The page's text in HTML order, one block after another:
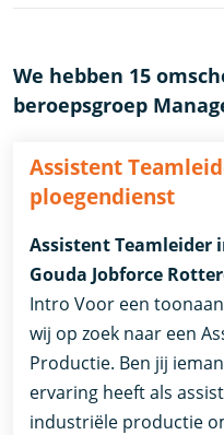
We hebben 15
beroepsgroep
Assistent
ploegendienst
Assistent Teamleider
Gouda Jobforce
Intro Voor een
wij op zoek naar een
Productie. Ben jij
ervaring heeft als
industriële productie